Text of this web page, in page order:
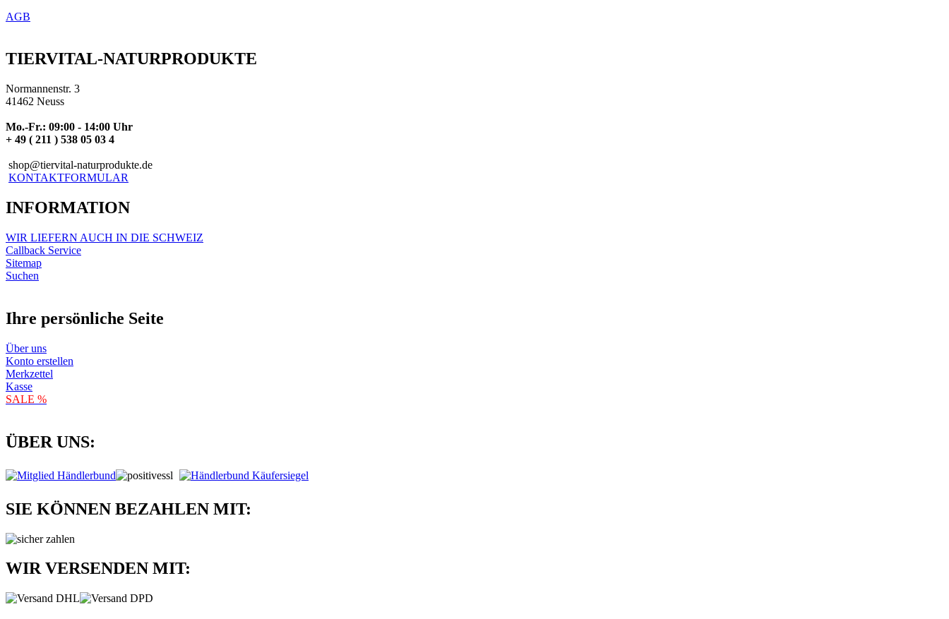
AGB
TIERVITAL-NATURPRODUKTE
Normannenstr. 3
41462 Neuss
Mo.-Fr.: 09:00 - 14:00 Uhr
+ 49 ( 211 ) 538 05 03 4
shop@tiervital-naturprodukte.de
KONTAKTFORMULAR
INFORMATION
WIR LIEFERN AUCH IN DIE SCHWEIZ
Callback Service
Sitemap
Suchen
Ihre persönliche Seite
Über uns
Konto erstellen
Merkzettel
Kasse
SALE %
ÜBER UNS:
SIE KÖNNEN BEZAHLEN MIT:
WIR VERSENDEN MIT: